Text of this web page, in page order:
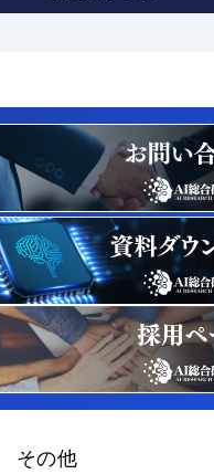
その他